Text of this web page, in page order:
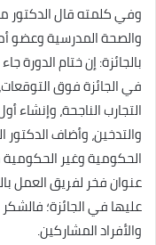
وفي كلمته قال الدكتور
والصحة المدرسية وعضو
بالجائزة: إن ختام الدورة
في الجائزة فوق
التجارب الناجحة،
والتدخين، وأضاف
الحكومية وغير
عنوان فخر لفريق العمل
عليها في الجائزة؛
والأفراد المشاركين.